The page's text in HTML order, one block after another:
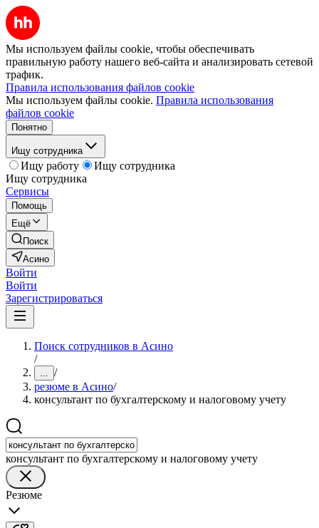
Мы используем файлы cookie, чтобы обеспечивать
правильную работу нашего веб-сайта и анализировать сетевой
трафик.
Правила использования файлов cookie
Мы используем файлы cookie. Правила использования
файлов cookie
Понятно
Ищу сотрудника
Ищу работу
Ищу сотрудника
Ищу сотрудника
Сервисы
Помощь
Ещё
Поиск
Асино
Войти
Войти
Зарегистрироваться
Поиск сотрудников в Асино
/
... /
резюме в Асино/
консультант по бухгалтерскому и налоговому учету
консультант по бухгалтерскому и налоговому учету
Резюме